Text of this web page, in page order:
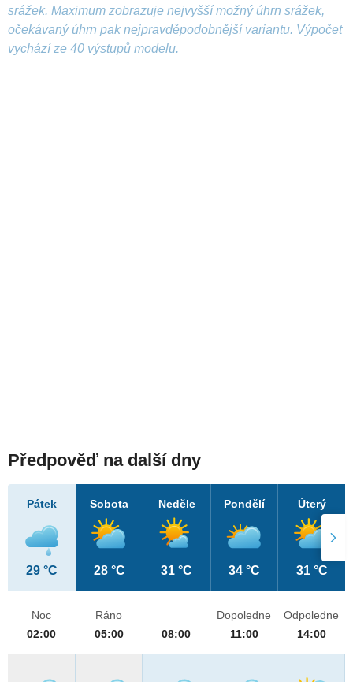
srážek. Maximum zobrazuje nejvyšší možný úhrn srážek,
očekávaný úhrn pak nejpravděpodobnější variantu. Výpočet
vychází ze 40 výstupů modelu.
Předpověď na další dny
Pátek
29 °C
Sobota
28 °C
Neděle
31 °C
Pondělí
34 °C
Úterý
31 °C
Noc
02:00
Ráno
05:00
08:00
Dopoledne
11:00
Odpoledne
14:00